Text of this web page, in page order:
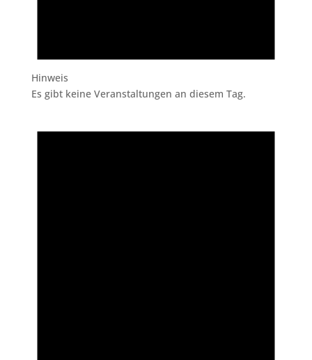
Hinweis
Es gibt keine Veranstaltungen an diesem Tag.